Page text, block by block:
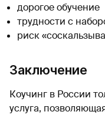
дорогое обучение
трудности с
риск
Заключение
Коучинг в России
услуга,